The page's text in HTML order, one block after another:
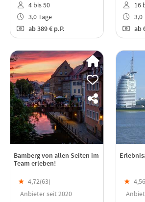
4 bis 50
3,0 Tage
ab389 € p.P.
16
3,0
ab
Bamberg von allen Seiten im
Team erleben!
★ 4,72(63)
Anbieter seit 2020
★